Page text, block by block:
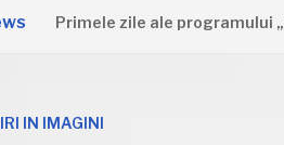
zile ale programului
IN IMAGINI